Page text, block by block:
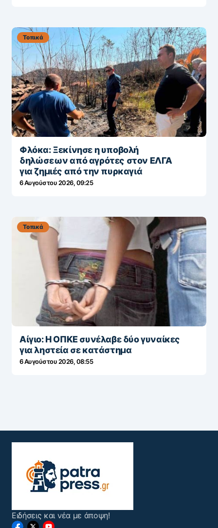
Τοπικά
Φλόκα: Ξεκίνησε η υποβολή
δηλώσεων από αγρότες στον ΕΛΓΑ
για ζημιές από την πυρκαγιά
6 Αυγούστου 2026, 09:25
Τοπικά
Αίγιο: Η ΟΠΚΕ συνέλαβε δύο γυναίκες
για ληστεία σε κατάστημα
6 Αυγούστου 2026, 08:55
Ειδήσεις και νέα με άποψη!